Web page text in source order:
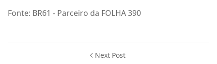
Fonte: BR61 - Parceiro da FOLHA 390
Next Post